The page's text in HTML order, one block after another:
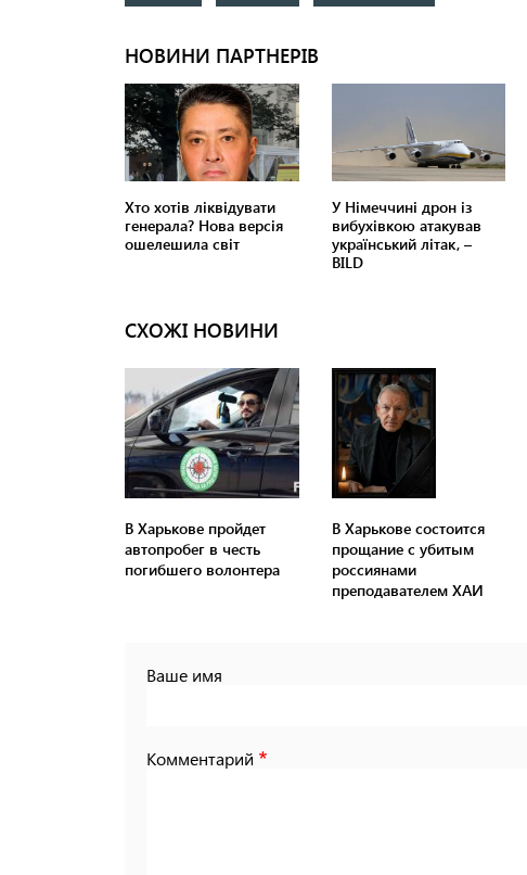
СХОЖІ НОВИНИ
В Харькове пройдет
автопробег в честь
погибшего волонтера
В Харькове состоится
прощание с убитым
россиянами
преподавателем ХАИ
Ваше имя
Комментарий